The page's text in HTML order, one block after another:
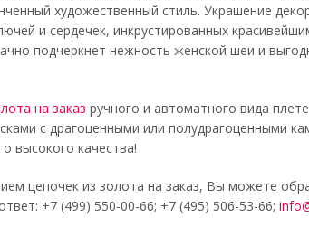
художественный стиль. Украшение
и сердечек, инкрустированных
подчеркнет нежность женской шеи и
на заказ ручного и автоматного вида
с драгоценными или полудрагоценными
высокого качества!
цепочек из золота на заказ, Вы можете
+7 (499) 550-00-66; +7 (495) 506-53-66;